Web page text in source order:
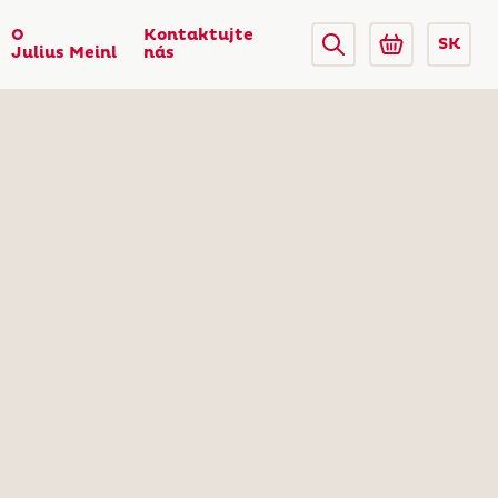
O
Julius Meinl
Kontaktujte
nás
SK